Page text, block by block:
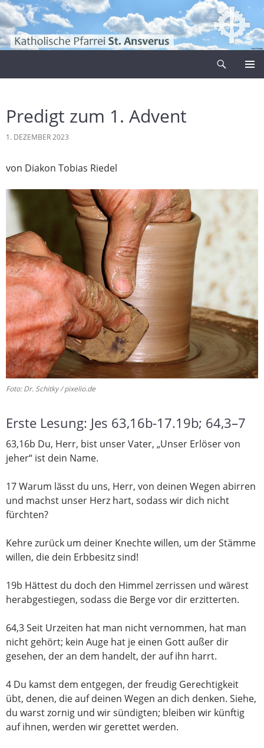
Zum
Inhalt
springen
Predigt zum 1. Advent
1. DEZEMBER 2023
von Diakon Tobias Riedel
Foto: Dr. Schitky / pixelio.de
Erste Lesung: Jes 63,16b-17.19b; 64,3–7
63,16b Du, Herr, bist unser Vater, „Unser Erlöser von
jeher“ ist dein Name.
17 Warum lässt du uns, Herr, von deinen Wegen abirren
und machst unser Herz hart, sodass wir dich nicht
fürchten?
Kehre zurück um deiner Knechte willen, um der Stämme
willen, die dein Erbbesitz sind!
19b Hättest du doch den Himmel zerrissen und wärest
herabgestiegen, sodass die Berge vor dir erzitterten.
64,3 Seit Urzeiten hat man nicht vernommen, hat man
nicht gehört; kein Auge hat je einen Gott außer dir
gesehen, der an dem handelt, der auf ihn harrt.
4 Du kamst dem entgegen, der freudig Gerechtigkeit
übt, denen, die auf deinen Wegen an dich denken. Siehe,
du warst zornig und wir sündigten; bleiben wir künftig
auf ihnen, werden wir gerettet werden.